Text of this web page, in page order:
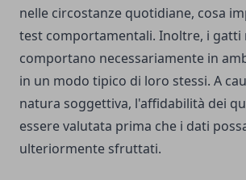
nelle circostanze quotidiane, cosa
test comportamentali. Inoltre, i gatti
comportano necessariamente in
in un modo tipico di loro stessi. A
natura soggettiva, l'affidabilità dei
essere valutata prima che i dati
ulteriormente sfruttati.